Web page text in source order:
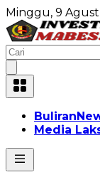
Minggu, 9
Media